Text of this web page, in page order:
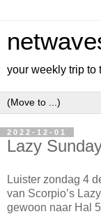
your weekly trip to
2022-12-01
Lazy
Luister zondag 4
van Scorpio’s
gewoon naar Hal